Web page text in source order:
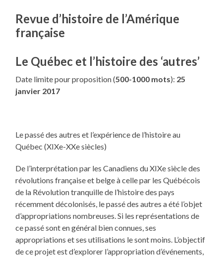
Revue d’histoire de l’Amérique
française
Le Québec et l’histoire des ‘autres’
Date limite pour proposition (500-1000 mots): 25
janvier 2017
Le passé des autres et l’expérience de l’histoire au
Québec (XIXe-XXe siècles)
De l’interprétation par les Canadiens du XIXe siècle des
révolutions française et belge à celle par les Québécois
de la Révolution tranquille de l’histoire des pays
récemment décolonisés, le passé des autres a été l’objet
d’appropriations nombreuses. Si les représentations de
ce passé sont en général bien connues, ses
appropriations et ses utilisations le sont moins. L’objectif
de ce projet est d’explorer l’appropriation d’événements,